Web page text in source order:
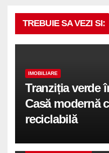
TREBUIE SA VEZI SI:
IMOBILIARE
Tranziția verde
Casă modernă
reciclabilă